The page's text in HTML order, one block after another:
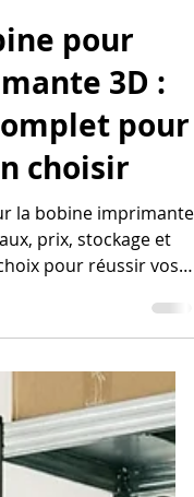
pour
3D :
pour
choisir
la bobine imprimante
prix, stockage et
pour réussir vos